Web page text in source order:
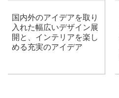
国内外のアイデアを取り
入れた幅広いデザイン展
開と、インテリアを楽し
める充実のアイデア